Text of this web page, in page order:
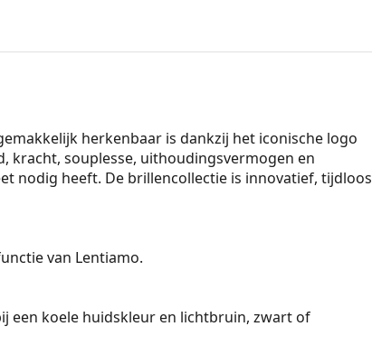
herkenbaar is dankzij het iconische logo
kracht, souplesse, uithoudingsvermogen en
nodig heeft. De brillencollectie is innovatief, tijdloos
van Lentiamo.
een koele huidskleur en lichtbruin, zwart of